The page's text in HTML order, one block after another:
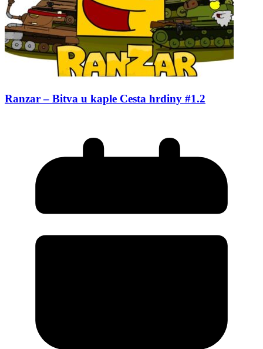
Ranzar – Bitva u kaple Cesta hrdiny #1.2